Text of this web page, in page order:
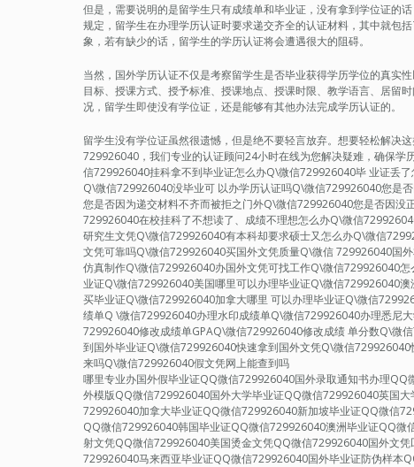
但是，需要说明的是留学生只有成绩单和毕业证，没有拿到学位证的
规定，留学生在办理学历认证时要求递交齐全的认证材料，其中就包
象，若有缺少的话，留学生的学历认证将会遭遇很大的阻碍。
当然，国外学历认证不仅是考察留学生是否毕业获得学历学位的真实
目标、授课方式、授予标准、授课地点、授课时限、教学语言、居留
况，留学生即使没有学位证，还是能够有其他办法完成学历认证的。
留学生没有学位证虽然很遗憾，但是绝不要轻言放弃。想要轻松解决
729926040，我们专业的认证顾问24小时在线为您解决疑难，确保学
信729926040挂科拿不到毕业证怎么办Q\微信729926040毕 业证丢
Q\微信729926040没毕业可 以办学历认证吗Q\微信729926040您是
您是否因为递交材料不齐而被拒之门外Q\微信729926040您是否因没
729926040在校挂科了不想读了、成绩不理想怎么办Q\微信
研究生文凭Q\微信729926040有本科却要求硕士又怎么办Q\微信
文凭可靠吗Q\微信729926040买国外文凭质量Q\微信 729926040国
仿真制作Q\微信729926040办国外文凭可找工作Q\微信729926040
业证Q\微信729926040美国哪里可以办理毕业证Q\微信729926040
买毕业证Q\微信729926040加拿大哪里 可以办理毕业证Q\微信
绩单Q \微信729926040办理水印成绩单Q\微信729926040办理悉尼
729926040修改成绩单GPAQ\微信729926040修改成绩 单分数Q\微
到国外毕业证Q\微信729926040快速拿到国外文凭Q\微信
来吗Q\微信729926040假文凭网上能查到吗
哪里专业办国外假毕业证QQ微信729926040国外录取通知书办理
外模版QQ微信729926040国外大学毕业证QQ微信729926040英国
729926040加拿大毕业证QQ微信729926040新加坡毕业证QQ微信
QQ微信729926040韩国毕业证QQ微信729926040澳洲毕业证QQ
射文凭QQ微信729926040美国烫金文凭QQ微信729926040国外文
729926040马来西亚毕业证QQ微信729926040国外毕业证防伪样本